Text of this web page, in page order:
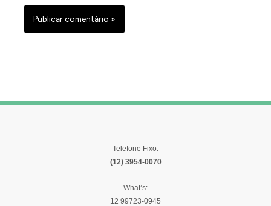
Telefone Fixo:
(12) 3954-0070
What’s:
12 99723-0945